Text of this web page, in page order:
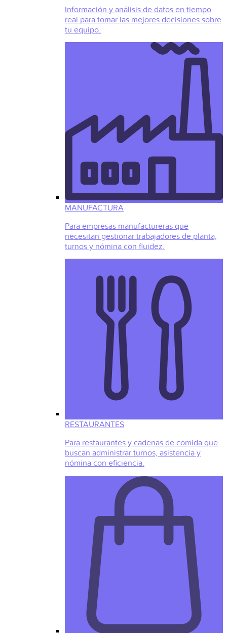
Información y análisis de datos en tiempo
real para tomar las mejores decisiones sobre
tu equipo.
MANUFACTURA
Para empresas manufactureras que
necesitan gestionar trabajadores de planta,
turnos y nómina con fluidez.
RESTAURANTES
Para restaurantes y cadenas de comida que
buscan administrar turnos, asistencia y
nómina con eficiencia.